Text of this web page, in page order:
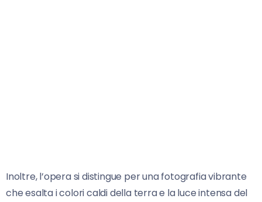
Inoltre, l’opera si distingue per una fotografia vibrante
che esalta i colori caldi della terra e la luce intensa del